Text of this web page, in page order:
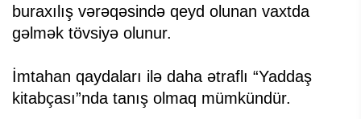
buraxılış vərəqəsində qeyd olunan vaxtda
gəlmək tövsiyə olunur.
İmtahan qaydaları ilə daha ətraflı “Yaddaş
kitabçası”nda tanış olmaq mümkündür.